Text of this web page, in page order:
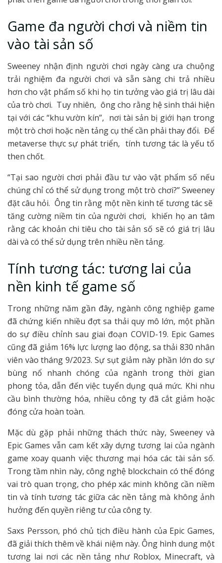
Game đa người chơi và niềm tin
vào tài sản số
Sweeney nhận định người chơi ngày càng ưa chuộng
trải nghiệm đa người chơi và sẵn sàng chi trả nhiều
hơn cho vật phẩm số khi họ tin tưởng vào giá trị lâu dài
của trò chơi. Tuy nhiên, ông cho rằng hệ sinh thái hiện
tại với các “khu vườn kín”, nơi tài sản bị giới hạn trong
một trò chơi hoặc nền tảng cụ thể cần phải thay đổi. Để
metaverse thực sự phát triển, tính tương tác là yếu tố
then chốt.
“Tại sao người chơi phải đầu tư vào vật phẩm số nếu
chúng chỉ có thể sử dụng trong một trò chơi?” Sweeney
đặt câu hỏi. Ông tin rằng một nền kinh tế tương tác sẽ
tăng cường niềm tin của người chơi, khiến họ an tâm
rằng các khoản chi tiêu cho tài sản số sẽ có giá trị lâu
dài và có thể sử dụng trên nhiều nền tảng.
Tính tương tác: tương lai của
nền kinh tế game số
Trong những năm gần đây, ngành công nghiệp game
đã chứng kiến nhiều đợt sa thải quy mô lớn, một phần
do sự điều chỉnh sau giai đoạn COVID-19. Epic Games
cũng đã giảm 16% lực lượng lao động, sa thải 830 nhân
viên vào tháng 9/2023. Sự sụt giảm này phần lớn do sự
bùng nổ nhanh chóng của ngành trong thời gian
phong tỏa, dẫn đến việc tuyển dụng quá mức. Khi nhu
cầu bình thường hóa, nhiều công ty đã cắt giảm hoặc
đóng cửa hoàn toàn.
Mặc dù gặp phải những thách thức này, Sweeney và
Epic Games vẫn cam kết xây dựng tương lai của ngành
game xoay quanh việc thương mại hóa các tài sản số.
Trong tầm nhìn này, công nghệ blockchain có thể đóng
vai trò quan trọng, cho phép xác minh không cần niềm
tin và tính tương tác giữa các nền tảng mà không ảnh
hưởng đến quyền riêng tư của công ty.
Saxs Persson, phó chủ tịch điều hành của Epic Games,
đã giải thích thêm về khái niệm này. Ông hình dung một
tương lai nơi các nền tảng như Roblox, Minecraft, và